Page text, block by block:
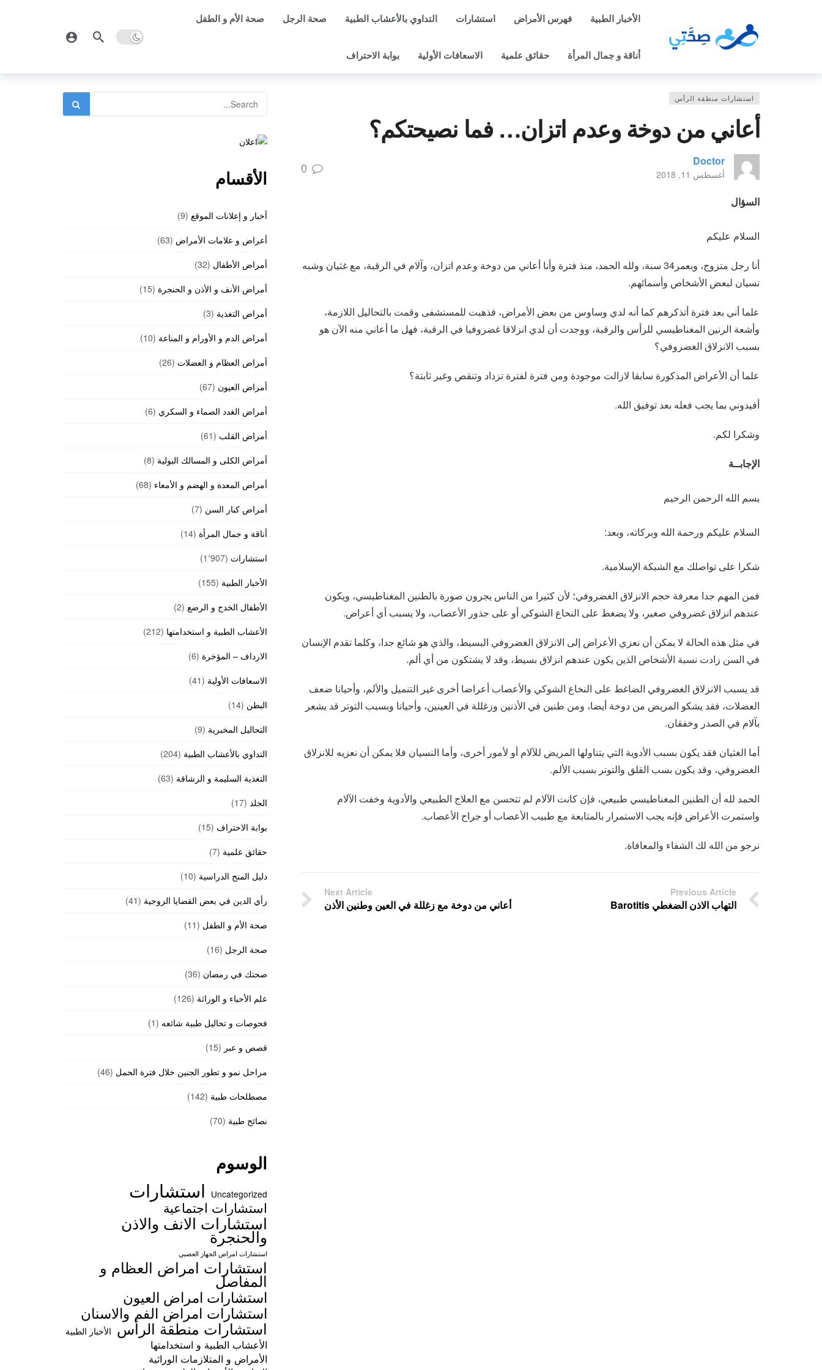
الأخبار الطبية فهرس الأمراض استشارات التداوي بالأعشاب الطبية صحة الرجل صحة الأم و الطفل
أناقة و جمال المرأة حقائق علمية الاسعافات الأولية بوابة الاحتراف
استشارات منطقة الرأس
أعاني من دوخة وعدم اتزان… فما نصيحتكم؟
Doctor
أغسطس 11, 2018 0
السؤال
السلام عليكم
أنا رجل متزوج، وبعمر34 سنة، ولله الحمد، منذ فترة وأنا أعاني من دوخة وعدم اتزان، وآلام في الرقبة، مع غثيان وشبه
نسيان لبعض الأشخاص وأسمائهم.
علما أني بعد فترة أتذكرهم كما أنه لدي وساوس من بعض الأمراض، فذهبت للمستشفى وقمت بالتحاليل اللازمة،
وأشعة الرنين المغناطيسي للرأس والرقبة، ووجدت أن لدي انزلاقا غضروفيا في الرقبة، فهل ما أعاني منه الآن هو
بسبب الانزلاق الغضروفي؟
علما أن الأعراض المذكورة سابقا لازالت موجودة ومن فترة لفترة تزداد وتنقص وغير ثابتة؟
أفيدوني بما يجب فعله بعد توفيق الله.
وشكرا لكم.
الإجابــة
بسم الله الرحمن الرحيم
السلام عليكم ورحمة الله وبركاته، وبعد:
شكرا على تواصلك مع الشبكة الإسلامية.
فمن المهم جدا معرفة حجم الانزلاق الغضروفي؛ لأن كثيرا من الناس يجرون صورة بالطنين المغناطيسي، ويكون
عندهم انزلاق غضروفي صغير، ولا يضغط على النخاع الشوكي أو على جذور الأعصاب، ولا يسبب أي أعراض.
في مثل هذه الحالة لا يمكن أن نعزي الأعراض إلى الانزلاق الغضروفي البسيط، والذي هو شائع جدا، وكلما تقدم الإنسان
في السن زادت نسبة الأشخاص الذين يكون عندهم انزلاق بسيط، وقد لا يشتكون من أي ألم.
قد يسبب الانزلاق الغضروفي الضاغط على النخاع الشوكي والأعصاب أعراضا أخرى غير التنميل والألم، وأحيانا ضعف
العضلات، فقد يشكو المريض من دوخة أيضا، ومن طنين في الأذنين وزغللة في العينين، وأحيانا وبسبب التوتر قد يشعر
بآلام في الصدر وخفقان.
أما الغثيان فقد يكون بسبب الأدوية التي يتناولها المريض للآلام أو لأمور أخرى، وأما النسيان فلا يمكن أن نعزيه للانزلاق
الغضروفي، وقد يكون بسب القلق والتوتر بسبب الألم.
الحمد لله أن الطنين المغناطيسي طبيعي، فإن كانت الآلام لم تتحسن مع العلاج الطبيعي والأدوية وخفت الآلام
واستمرت الأعراض فإنه يجب الاستمرار بالمتابعة مع طبيب الأعصاب أو جراح الأعصاب.
نرجو من الله لك الشفاء والمعافاة.
Previous Article
التهاب الاذن الضغطي Barotitis
Next Article
أعاني من دوخة مع زغللة في العين وطنين الأذن
الأقسام
أخبار و إعلانات الموقع (9)
أعراض و علامات الأمراض (63)
أمراض الأطفال (32)
أمراض الأنف و الأذن و الحنجرة (15)
أمراض التغذية (3)
أمراض الدم و الأورام و المناعة (10)
أمراض العظام و العضلات (26)
أمراض العيون (67)
أمراض الغدد الصماء و السكري (6)
أمراض القلب (61)
أمراض الكلى و المسالك البولية (8)
أمراض المعدة و الهضم و الأمعاء (68)
أمراض كبار السن (7)
أناقة و جمال المرأة (14)
استشارات (1٬907)
الأخبار الطبية (155)
الأطفال الخدج و الرضع (2)
الأعشاب الطبية و استخدامتها (212)
الارداف – المؤخرة (6)
الاسعافات الأولية (41)
البطن (14)
التحاليل المخبرية (9)
التداوي بالأعشاب الطبية (204)
التغذية السليمة و الرشاقة (63)
الجلد (17)
بوابة الاحتراف (15)
حقائق علمية (7)
دليل المنح الدراسية (10)
رأي الدين في بعض القضايا الزوجية (41)
صحة الأم و الطفل (11)
صحة الرجل (16)
صحتك في رمضان (36)
علم الأحياء و الوراثة (126)
فحوصات و تحاليل طبية شائعه (1)
قصص و عبر (15)
مراحل نمو و تطور الجنين خلال فترة الحمل (46)
مصطلحات طبية (142)
نصائح طبية (70)
الوسوم
Uncategorized استشارات
استشارات اجتماعية
استشارات الانف والاذن
والحنجرة
استشارات امراض الجهاز العصبي
استشارات امراض العظام و
المفاصل
استشارات امراض العيون
استشارات امراض الفم والاسنان
استشارات منطقة الرأس الأخبار الطبية
الأعشاب الطبية و استخدامتها
الأمراض و المتلازمات الوراثية